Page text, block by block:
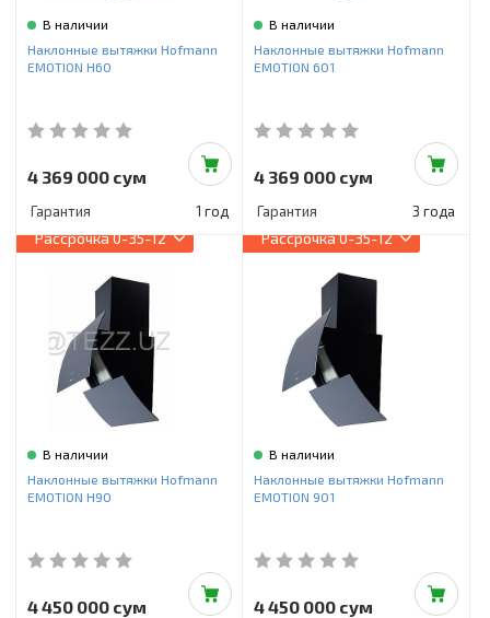
В наличии
Наклонные вытяжки Hofmann
EMOTION H60
4 369 000 сум
Гарантия 1 год
В наличии
Наклонные вытяжки Hofmann
EMOTION 601
4 369 000 сум
Гарантия 3 года
Рассрочка0-35-12
В наличии
Наклонные вытяжки Hofmann
EMOTION H90
4 450 000 сум
Рассрочка0-35-12
В наличии
Наклонные вытяжки Hofmann
EMOTION 901
4 450 000 сум